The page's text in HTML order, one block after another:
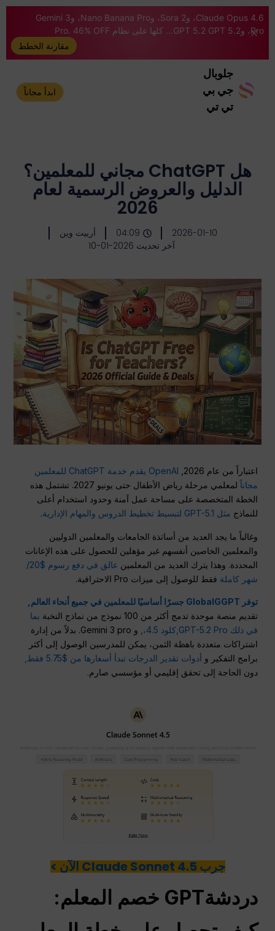
Claude Opus 4.6، وSora 2، وNano Banana Pro، وGemini 3
Pro، وGPT 5.2 GPT 5.2... كلها على نظام Pro. 46% OFF
مقارنة الخطط
جلوبال
جي بي
تي تي
ابدأ مجاناً
هل ChatGPT مجاني للمعلمين؟
الدليل والعروض الرسمية لعام
2026
2026-01-10
04:09
أرييت وين
آخر تحديث 2026-01-10
اعتباراً من عام 2026,
OpenAI يقدم خدمة ChatGPT للمعلمين
مجاناً
لمعلمي مرحلة رياض الأطفال حتى يونيو 2027. تشتمل هذه
الخطة المتخصصة على مساحة عمل آمنة وحدود استخدام أعلى
للنماذج مثل GPT-5.1 لتبسيط تخطيط الدروس والمهام الإدارية .
وغالباً ما يجد العديد من أساتذة الجامعات والمعلمين الدوليين
والمعلمين الخاصين أنفسهم غير مؤهلين للحصول على هذه الإعانات
المحددة. وهذا يترك العديد من المعلمين
عالق في دفع رسوم $20/
شهر كاملة فقط للوصول إلى ميزات Pro الاحترافية.
توفر GlobalGGPT جسرًا أساسيًا للمعلمين في جميع أنحاء العالم,
تقديم منصة موحدة تدمج أكثر من 100 نموذج من نماذج النخبة
بما
في ذلك GPT-5.2 Pro,
كلود 4.5،,
و Gemini 3 pro. بدلاً من إدارة
اشتراكات متعددة باهظة الثمن، يمكن للمدرسين الوصول إلى أكثر
برامج التفكير و أدوات تقدير الدرجات تبدأ أسعارها من $5.75 فقط,
دون الحاجة إلى تحقق إقليمي أو مؤسسي صارم.
جرب Claude Sonnet 4.5 الآن >
دردشةGPT
خصم المعلم: